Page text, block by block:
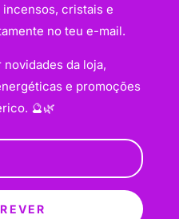
cristais e
no teu e-mail.
da loja,
e promoções
🔮🌿